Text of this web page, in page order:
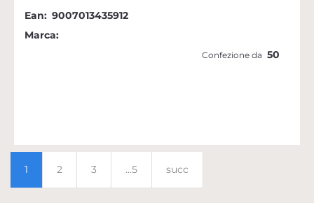
Ean: 9007013435912
Marca:
Confezione da 50
1 2 3 ...5 succ